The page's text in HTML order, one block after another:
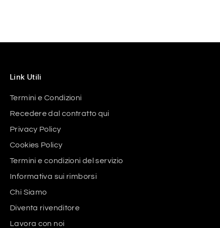
Link Utili
Termini e Condizioni
Recedere dal contratto qui
Privacy Policy
Cookies Policy
Termini e condizioni del servizio
Informativa sui rimborsi
Chi Siamo
Diventa rivenditore
Lavora con noi